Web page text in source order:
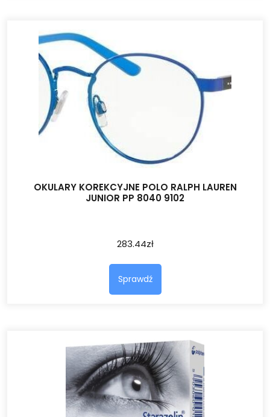
OKULARY KOREKCYJNE POLO RALPH LAUREN
JUNIOR PP 8040 9102
283.44zł
Sprawdź